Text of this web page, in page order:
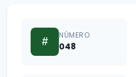
NÚMERO
048